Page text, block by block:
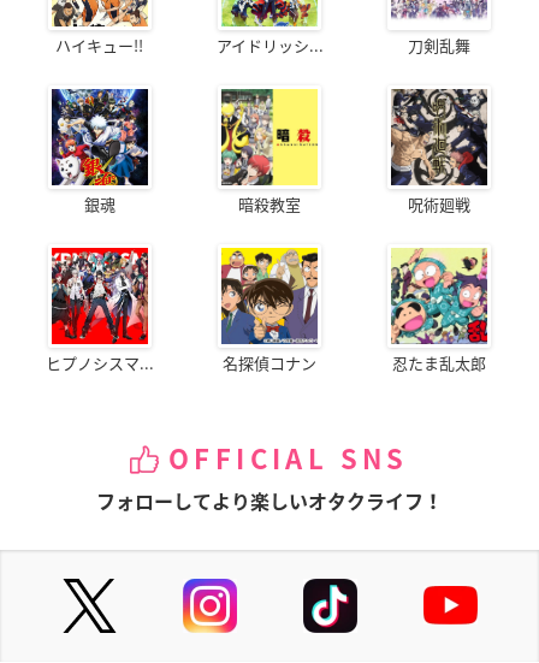
ハイキュー!! アイドリッシ... 刀剣乱舞
銀魂 暗殺教室 呪術廻戦
ヒプノシスマ... 名探偵コナン 忍たま乱太郎
OFFICIAL SNS
フォローしてより楽しいオタクライフ！